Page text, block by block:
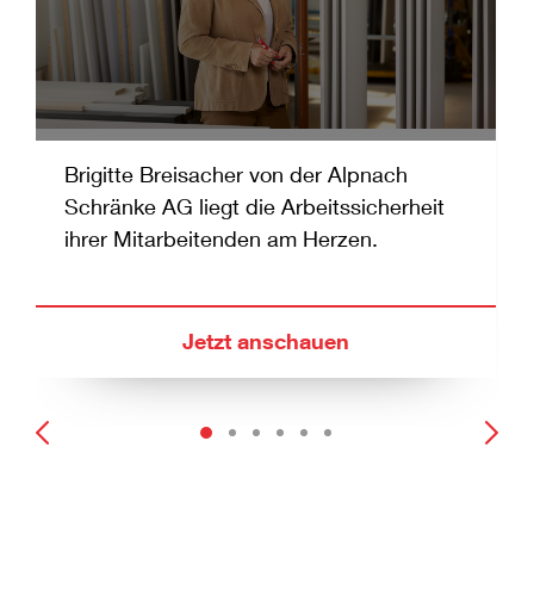
Brigitte Breisacher von derAlpnach
Schränke AG liegt die Arbeitssicherheit
ihrer Mitarbeitenden am Herzen.
Jetzt anschauen